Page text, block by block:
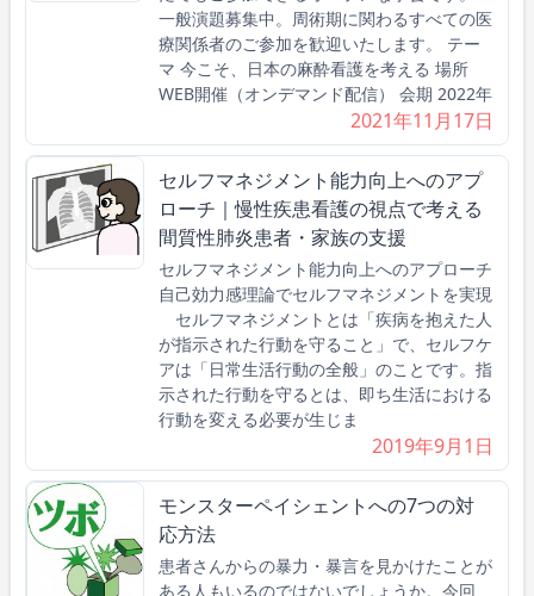
一般演題募集中。周術期に関わるすべての医
療関係者のご参加を歓迎いたします。 テー
マ 今こそ、日本の麻酔看護を考える 場所
WEB開催（オンデマンド配信） 会期 2022年
2021年11月17日
セルフマネジメント能力向上へのアプ
ローチ｜慢性疾患看護の視点で考える
間質性肺炎患者・家族の支援
セルフマネジメント能力向上へのアプローチ
自己効力感理論でセルフマネジメントを実現
セルフマネジメントとは「疾病を抱えた人
が指示された行動を守ること」で、セルフケ
アは「日常生活行動の全般」のことです。指
示された行動を守るとは、即ち生活における
行動を変える必要が生じま
2019年9月1日
モンスターペイシェントへの7つの対
応方法
患者さんからの暴力・暴言を見かけたことが
ある人もいるのではないでしょうか。今回